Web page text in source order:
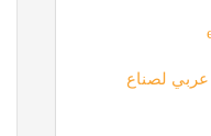
لصناع